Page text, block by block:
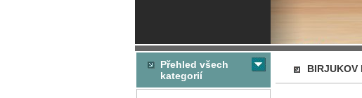
BIRJUKOV
Přehled všech
kategorií